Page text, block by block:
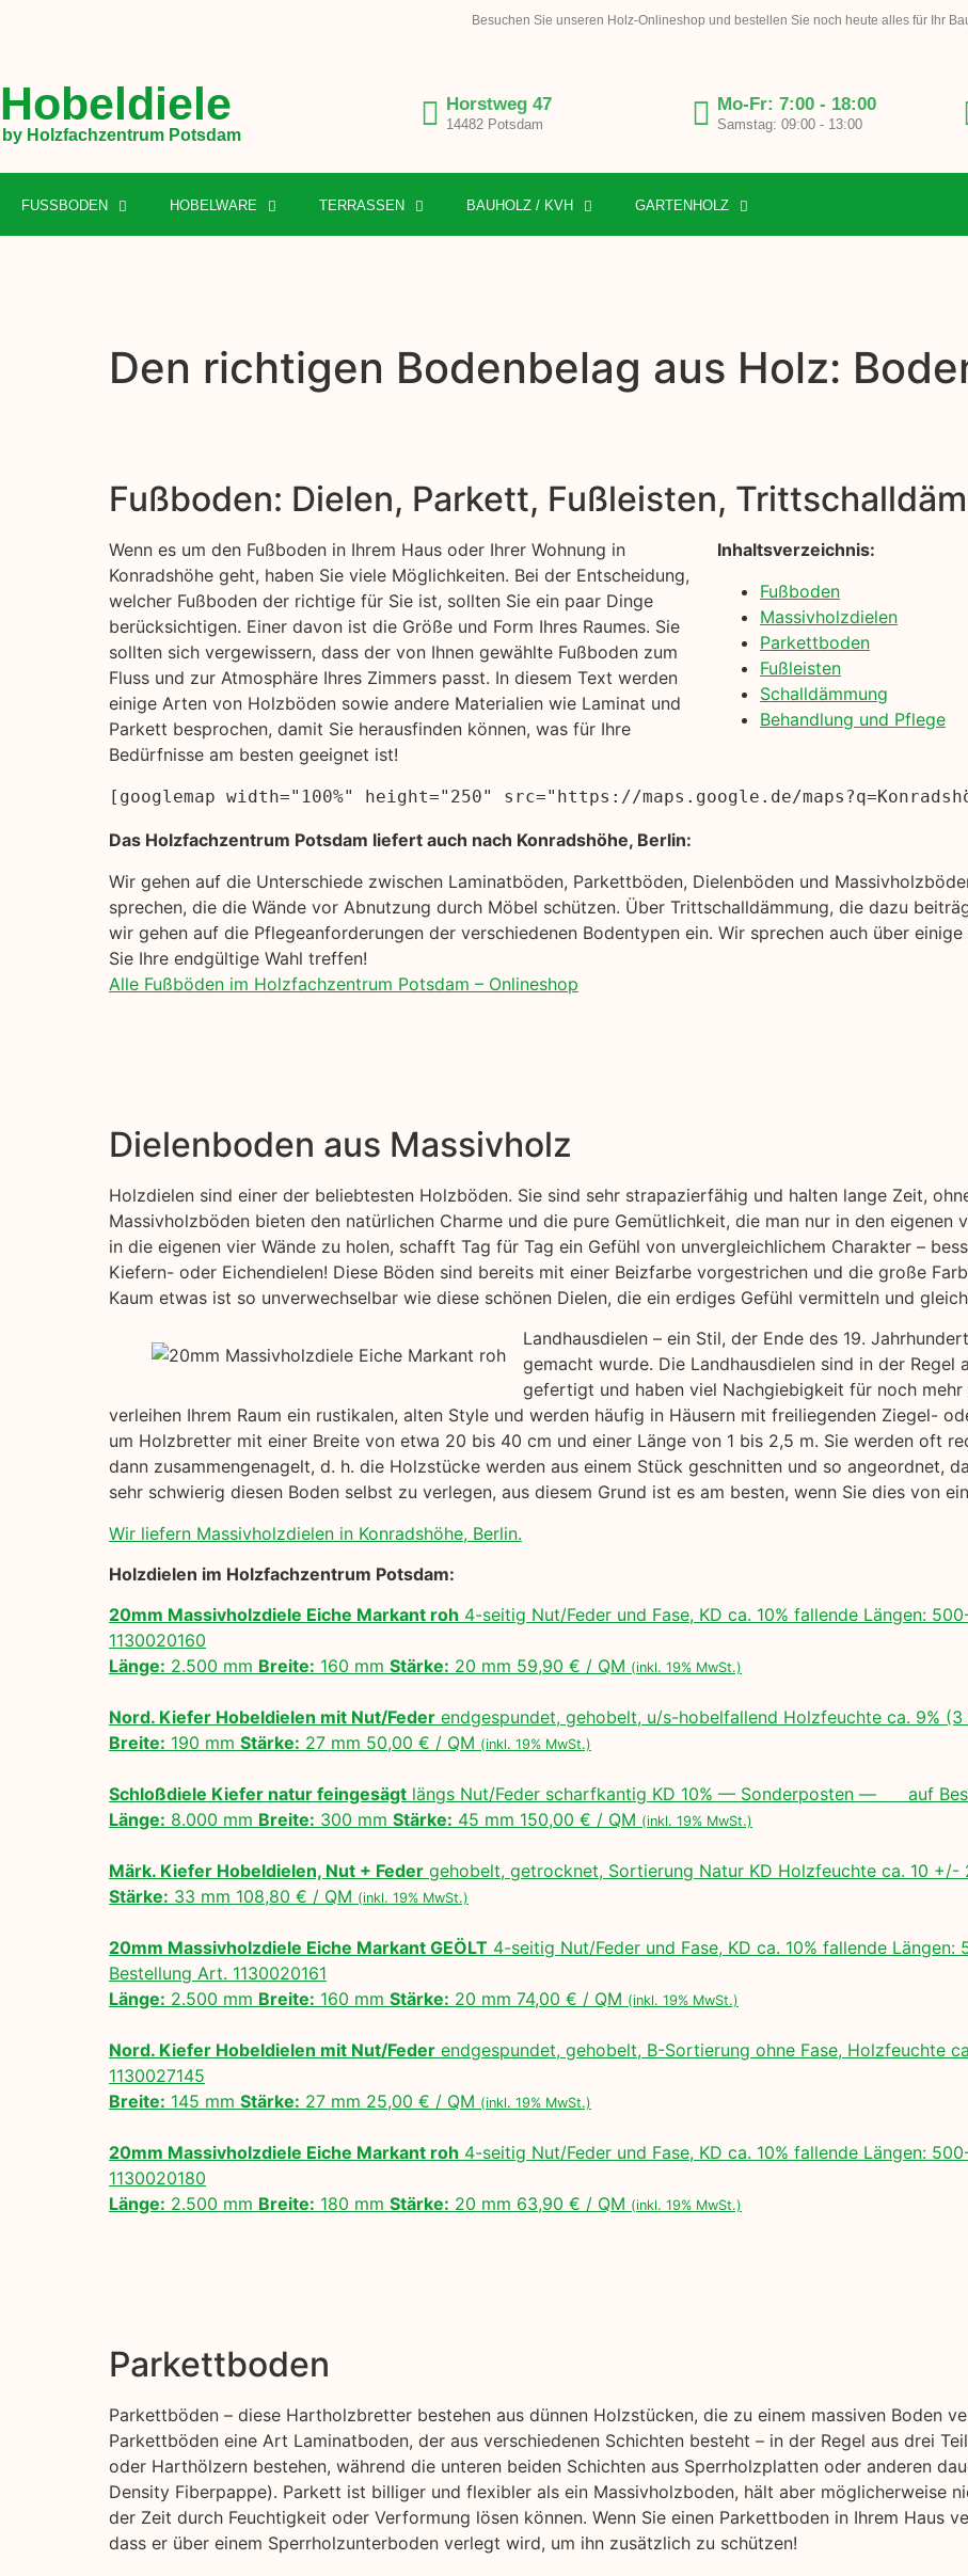
Besuchen Sie unseren Holz-Onlineshop und bestellen Sie noch heute alles für Ihr
Hobeldiele
by Holzfachzentrum Potsdam
Horstweg 47
14482 Potsdam
Mo-Fr: 7:00 - 18:00
Samstag: 09:00 - 13:00
FUSSBODEN HOBELWARE TERRASSEN BAUHOLZ / KVH GARTENHOLZ
Den richtigen Bodenbelag aus Holz:
Fußboden: Dielen, Parkett, Fußleisten,
Wenn es um den Fußboden in Ihrem Haus oder Ihrer Wohnung in
Konradshöhe geht, haben Sie viele Möglichkeiten. Bei der Entscheidung,
welcher Fußboden der richtige für Sie ist, sollten Sie ein paar Dinge
berücksichtigen. Einer davon ist die Größe und Form Ihres Raumes. Sie
sollten sich vergewissern, dass der von Ihnen gewählte Fußboden zum
Fluss und zur Atmosphäre Ihres Zimmers passt. In diesem Text werden
einige Arten von Holzböden sowie andere Materialien wie Laminat und
Parkett besprochen, damit Sie herausfinden können, was für Ihre
Bedürfnisse am besten geeignet ist!
Inhaltsverzeichnis:
Fußboden
Massivholzdielen
Parkettboden
Fußleisten
Schalldämmung
Behandlung und Pflege
[googlemap width="100%" height="250" src="https://maps.google.de/
Das Holzfachzentrum Potsdam liefert auch nach Konradshöhe, Berlin:
Wir gehen auf die Unterschiede zwischen Laminatböden, Parkettböden, Dielenböden und
sprechen, die die Wände vor Abnutzung durch Möbel schützen. Über Trittschalldämmung, die dazu
wir gehen auf die Pflegeanforderungen der verschiedenen Bodentypen ein. Wir sprechen auch über
Sie Ihre endgültige Wahl treffen!
Alle Fußböden im Holzfachzentrum Potsdam – Onlineshop
Dielenboden aus Massivholz
Holzdielen sind einer der beliebtesten Holzböden. Sie sind sehr strapazierfähig und halten lange Zeit,
Massivholzböden bieten den natürlichen Charme und die pure Gemütlichkeit, die man nur in den
in die eigenen vier Wände zu holen, schafft Tag für Tag ein Gefühl von unvergleichlichem Charakter –
Kiefern- oder Eichendielen! Diese Böden sind bereits mit einer Beizfarbe vorgestrichen und die große
Kaum etwas ist so unverwechselbar wie diese schönen Dielen, die ein erdiges Gefühl vermitteln und
Landhausdielen – ein Stil, der Ende des 19.
gemacht wurde. Die Landhausdielen sind in der Regel
gefertigt und haben viel Nachgiebigkeit für noch
verleihen Ihrem Raum ein rustikalen, alten Style und werden häufig in Häusern mit freiliegenden Ziegel-
um Holzbretter mit einer Breite von etwa 20 bis 40 cm und einer Länge von 1 bis 2,5 m. Sie werden oft
dann zusammengenagelt, d. h. die Holzstücke werden aus einem Stück geschnitten und so angeordnet,
sehr schwierig diesen Boden selbst zu verlegen, aus diesem Grund ist es am besten, wenn Sie dies von
Wir liefern Massivholzdielen in Konradshöhe, Berlin.
Holzdielen im Holzfachzentrum Potsdam:
20mm Massivholzdiele Eiche Markant roh 4-seitig Nut/Feder und Fase, KD ca. 10% fallende Längen:
1130020160
Länge: 2.500 mm Breite: 160 mm Stärke: 20 mm 59,90 € / QM (inkl. 19% MwSt.)
Nord. Kiefer Hobeldielen mit Nut/Feder endgespundet, gehobelt, u/s-hobelfallend Holzfeuchte ca. 9%
Breite: 190 mm Stärke: 27 mm 50,00 € / QM (inkl. 19% MwSt.)
Schloßdiele Kiefer natur feingesägt längs Nut/Feder scharfkantig KD 10% — Sonderposten — auf
Länge: 8.000 mm Breite: 300 mm Stärke: 45 mm 150,00 € / QM (inkl. 19% MwSt.)
Märk. Kiefer Hobeldielen, Nut + Feder gehobelt, getrocknet, Sortierung Natur KD Holzfeuchte ca. 10
Stärke: 33 mm 108,80 € / QM (inkl. 19% MwSt.)
20mm Massivholzdiele Eiche Markant GEÖLT 4-seitig Nut/Feder und Fase, KD ca. 10% fallende
Bestellung Art. 1130020161
Länge: 2.500 mm Breite: 160 mm Stärke: 20 mm 74,00 € / QM (inkl. 19% MwSt.)
Nord. Kiefer Hobeldielen mit Nut/Feder endgespundet, gehobelt, B-Sortierung ohne Fase,
1130027145
Breite: 145 mm Stärke: 27 mm 25,00 € / QM (inkl. 19% MwSt.)
20mm Massivholzdiele Eiche Markant roh 4-seitig Nut/Feder und Fase, KD ca. 10% fallende Längen:
1130020180
Länge: 2.500 mm Breite: 180 mm Stärke: 20 mm 63,90 € / QM (inkl. 19% MwSt.)
Parkettboden
Parkettböden – diese Hartholzbretter bestehen aus dünnen Holzstücken, die zu einem massiven Boden
Parkettböden eine Art Laminatboden, der aus verschiedenen Schichten besteht – in der Regel aus drei
oder Harthölzern bestehen, während die unteren beiden Schichten aus Sperrholzplatten oder anderen
Density Fiberpappe). Parkett ist billiger und flexibler als ein Massivholzboden, hält aber möglicherweise
der Zeit durch Feuchtigkeit oder Verformung lösen können. Wenn Sie einen Parkettboden in Ihrem Haus
dass er über einem Sperrholzunterboden verlegt wird, um ihn zusätzlich zu schützen!